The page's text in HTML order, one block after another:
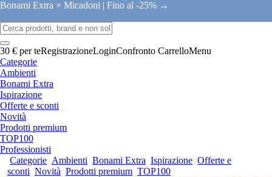
Bonami Extra × Micadoni | Fino al -25% →
30 € per teRegistrazioneLoginConfronto CarrelloMenu
Categorie
Ambienti
Bonami Extra
Ispirazione
Offerte e sconti
Novità
Prodotti premium
TOP100
Professionisti
Categorie Ambienti Bonami Extra Ispirazione Offerte e
sconti Novità Prodotti premium TOP100